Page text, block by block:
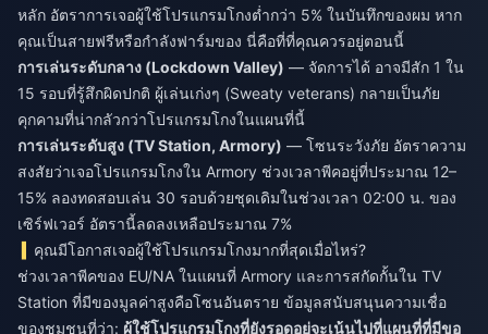
หลัก อัตราการเจอผู้ใช้โปรแกรมโกงต่ำกว่า 5% ในบันทึกของผม หาก
คุณเป็นสายฟรีหรือกำลังฟาร์มของ นี่คือที่ที่คุณควรอยู่ตอนนี้
การเล่นระดับกลาง (Lockdown Valley) — จัดการได้ อาจมีสัก 1 ใน
15 รอบที่รู้สึกผิดปกติ ผู้เล่นเก่งๆ (Sweaty veterans) กลายเป็นภัย
คุกคามที่น่ากลัวกว่าโปรแกรมโกงในแผนที่นี้
การเล่นระดับสูง (TV Station, Armory) — โซนระวังภัย อัตราความ
สงสัยว่าเจอโปรแกรมโกงใน Armory ช่วงเวลาพีคอยู่ที่ประมาณ 12–
15% ลองทดสอบเล่น 30 รอบด้วยชุดเดิมในช่วงเวลา 02:00 น. ของ
เซิร์ฟเวอร์ อัตรานี้ลดลงเหลือประมาณ 7%
คุณมีโอกาสเจอผู้ใช้โปรแกรมโกงมากที่สุดเมื่อไหร่?
ช่วงเวลาพีคของ EU/NA ในแผนที่ Armory และการสกัดกั้นใน TV
Station ที่มีของมูลค่าสูงคือโซนอันตราย ข้อมูลสนับสนุนความเชื่อ
ของชุมชนที่ว่า: ผู้ใช้โปรแกรมโกงที่ยังรอดอยู่จะเน้นไปที่แผนที่ที่มีขอ